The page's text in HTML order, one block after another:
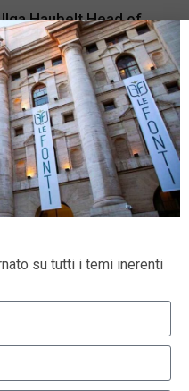
Haubelt Head of
su tutti i temi inerenti